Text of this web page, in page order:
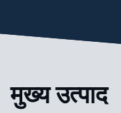
मुख्य उत्पाद